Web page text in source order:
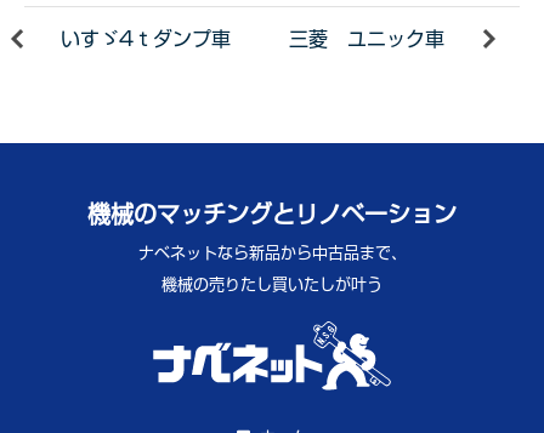
いすゞ4ｔダンプ車 三菱 ユニック車
機械のマッチングとリノベーション
ナベネットなら新品から中古品まで、
機械の売りたし買いたしが叶う